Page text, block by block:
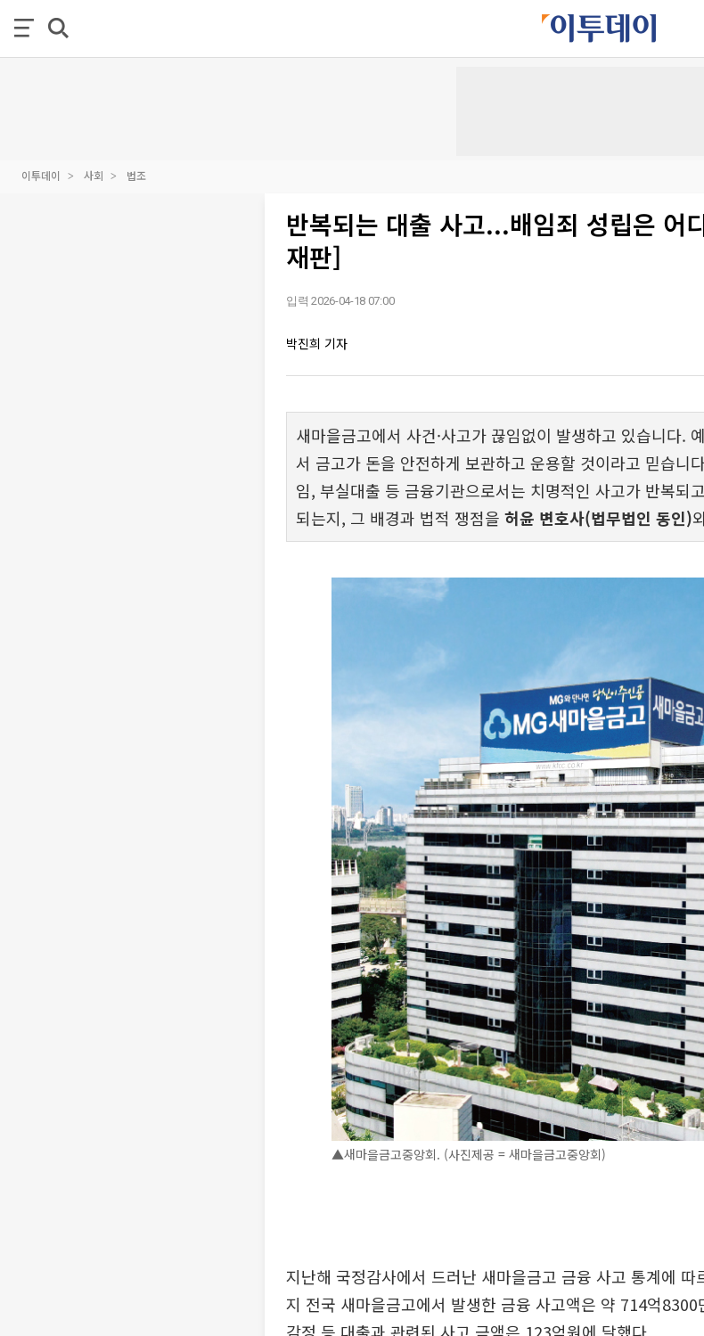
이투데이 사회 법조
반복되는 대출 사고...배임죄 성립은 어
재판]
입력 2026-04-18 07:00
박진희 기자
새마을금고에서 사건·사고가 끊임없이 발생하고 있습니다.
서 금고가 돈을 안전하게 보관하고 운용할 것이라고 믿습니
임, 부실대출 등 금융기관으로서는 치명적인 사고가 반복되
되는지, 그 배경과 법적 쟁점을 허윤 변호사(법무법인 동인)
▲새마을금고중앙회. (사진제공 = 새마을금고중앙회)
지난해 국정감사에서 드러난 새마을금고 금융 사고 통계에
지 전국 새마을금고에서 발생한 금융 사고액은 약 714억